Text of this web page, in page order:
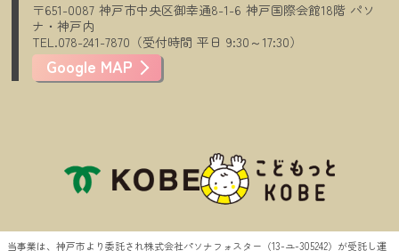
〒651-0087 神戸市中央区御幸通8-1-6 神戸国際会館18階 パソ
ナ・神戸内
TEL.078-241-7870（受付時間 平日 9:30～17:30）
Google MAP
当事業は、神戸市より委託され株式会社パソナフォスター（13-ユ-305242）が受託し運